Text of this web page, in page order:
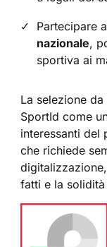
Partecipare
nazionale,
sportiva ai
La selezione
SportId come
interessanti del
che richiede
fatti e la